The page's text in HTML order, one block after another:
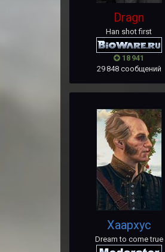
Dragn
Han shot first
18 941
29 848 сообщений
Хаархус
Dream to come true